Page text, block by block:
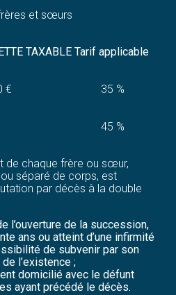
et sœurs
TAXABLE Tarif applicable
€ 35 %
45 %
de chaque frère ou sœur,
séparé de corps, est
par décès à la double
l’ouverture de la succession,
ans ou atteint d’une infirmité
de subvenir par son
l’existence ;
domicilié avec le défunt
ayant précédé le décès.